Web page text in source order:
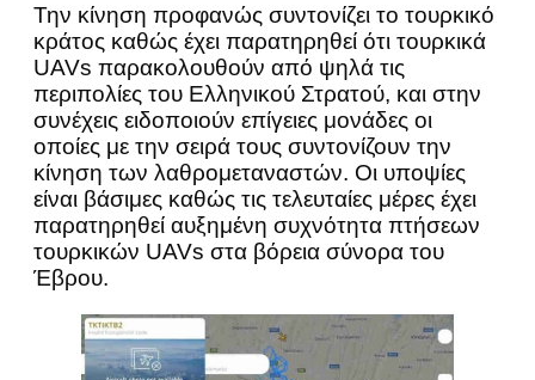
Την κίνηση προφανώς συντονίζει το τουρκικό
κράτος καθώς έχει παρατηρηθεί ότι τουρκικά
UAVs παρακολουθούν από ψηλά τις
περιπολίες του Ελληνικού Στρατού, και στην
συνέχεις ειδοποιούν επίγειες μονάδες οι
οποίες με την σειρά τους συντονίζουν την
κίνηση των λαθρομεταναστών. Οι υποψίες
είναι βάσιμες καθώς τις τελευταίες μέρες έχει
παρατηρηθεί αυξημένη συχνότητα πτήσεων
τουρκικών UAVs στα βόρεια σύνορα του
Έβρου.